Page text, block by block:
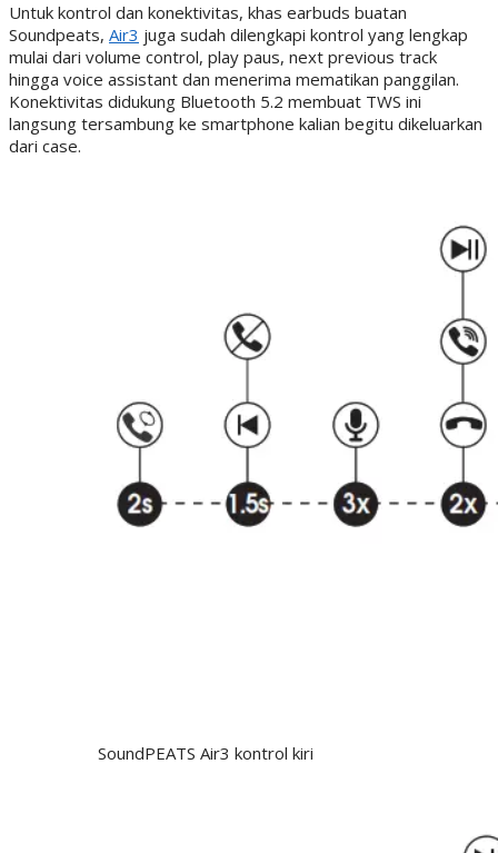
Untuk kontrol dan konektivitas, khas earbuds buatan
Soundpeats, Air3 juga sudah dilengkapi kontrol yang lengkap
mulai dari volume control, play paus, next previous track
hingga voice assistant dan menerima mematikan panggilan.
Konektivitas didukung Bluetooth 5.2 membuat TWS ini
langsung tersambung ke smartphone kalian begitu dikeluarkan
dari case.
SoundPEATS Air3 kontrol kiri